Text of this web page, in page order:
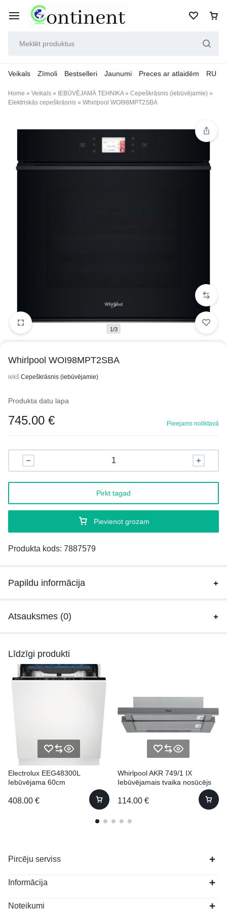
Veikals Zīmoli Bestselleri Jaunumi Preces ar atlaidēm RU
Home » Veikals » IEBŪVĒJAMĀ TEHNIKA» Cepeškrāsnis (iebūvējamie) »
Elektriskās cepeškrāsnis » Whirlpool WOI98MPT2SBA
1/3
Whirlpool WOI98MPT2SBA
iekš Cepeškrāsnis (iebūvējamie)
Produkta datu lapa
745.00 € Pieejams noliktavā
Pievienot grozam
Pirkt tagad
Produkta kods: 7887579
Papildu informācija
Atsauksmes (0)
Līdzīgi produkti
Electrolux EEG48300L
Iebūvējama 60cm
408.00 €
Whirlpool AKR 749/1 IX
Iebūvējamais tvaika nosūcējs
114.00 €
Pircēju serviss
Informācija
Noteikumi